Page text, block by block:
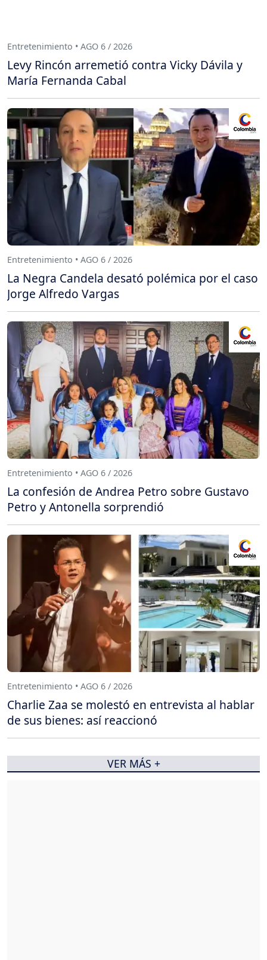
Entretenimiento • AGO 6 / 2026
Levy Rincón arremetió contra Vicky Dávila y
María Fernanda Cabal
Entretenimiento • AGO 6 / 2026
La Negra Candela desató polémica por el caso
Jorge Alfredo Vargas
Entretenimiento • AGO 6 / 2026
La confesión de Andrea Petro sobre Gustavo
Petro y Antonella sorprendió
Entretenimiento • AGO 6 / 2026
Charlie Zaa se molestó en entrevista al hablar
de sus bienes: así reaccionó
VER MÁS +